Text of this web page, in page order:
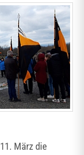
März die